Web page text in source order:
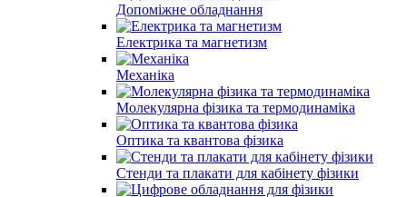
Допоміжне обладнання
Електрика та магнетизм
Механіка
Молекулярна фізика та термодинаміка
Оптика та квантова фізика
Стенди та плакати для кабінету фізики